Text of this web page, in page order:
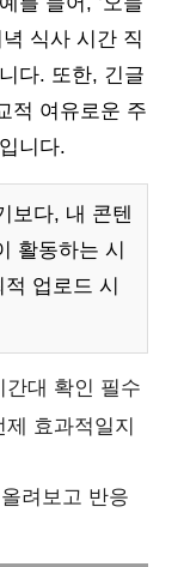
식사 시간 직
다. 또한, 긴글
적 여유로운 주
니다.
보다, 내 콘텐
활동하는 시
업로드 시
간대 확인 필수
효과적일지
려보고 반응